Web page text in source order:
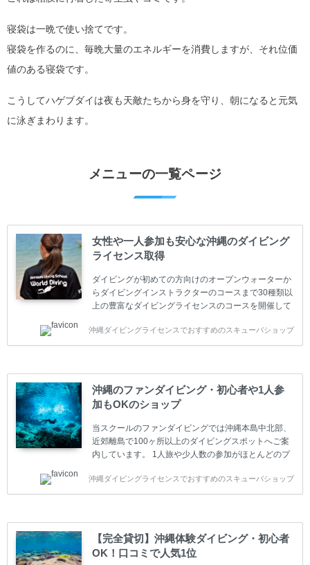
寝袋は一晩で使い捨てです。
寝袋を作るのに、毎晩大量のエネルギーを消費しますが、それ位価
値のある寝袋です。
こうしてハゲブダイは夜も天敵たちから身を守り、朝になると元気
に泳ぎまわります。
メニューの一覧ページ
女性や一人参加も安心な沖縄のダイビング
ライセンス取得
ダイビングが初めての方向けのオープンウォーターか
らダイビングインストラクターのコースまで30種類以
上の豊富なダイビングライセンスのコースを開催して
(TEC)のコースもご用意しています。 当スクールを受
講するお客様は一人参加などの少人数のご参加が最も
スクールです。各種ダイビングライセンス取得コース
は年間を通じてキャンペーンを行っています。 ベーシ
ックダイバー(Cカード) 1日間+eラーニング 最安値キ
ャンペーン ￥22800(税込) ￥16800(税込) 器材 / 送
迎 / 保険 / 全て込み ダイビング...
沖縄ダイビングライセンスでおすすめのスキューバショップ
沖縄のファンダイビング・初心者や1人参
加もOKのショップ
当スクールのファンダイビングでは沖縄本島中北部、
近郊離島で100ヶ所以上のダイビングスポットへご案
内しています。 1人旅や少人数の参加がほとんどのプ
の方も安心して楽しめるようにリフレッシュダイビン
グコースもご用意しています。お1人様も初心者の方
イセンスを取得したお客様、ファンダイビングのリピ
ーター様はファンダイビングの全てのコース費が
10%OFF、フル器材レンタルが50%OFFになります。
沖縄本島周辺ビーチ・ファンダイビング ￥13800(税
沖縄ダイビングライセンスでおすすめのスキューバショップ
【完全貸切】沖縄体験ダイビング・初心者
OK！口コミで人気1位